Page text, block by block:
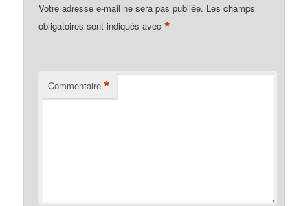
Votre adresse e-mail ne sera pas publiée. Les champs
obligatoires sont indiqués avec*
Commentaire *